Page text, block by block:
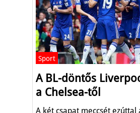
Sport
A BL-döntős
a Chelsea-től
A két csapat meccsét ezúttal